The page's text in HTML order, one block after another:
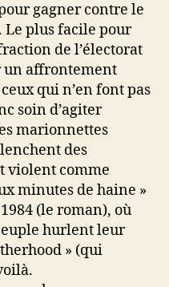
gagner contre le
Le plus facile pour
de l’électorat
un affrontement
qui n’en font pas
soin d’agiter
marionnettes
des
violent comme
minutes de haine »
(le roman), où
hurlent leur
» (qui